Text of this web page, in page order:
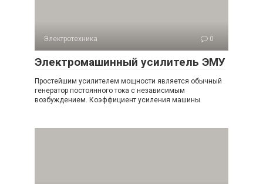
Электротехника 0
Электромашинный усилитель ЭМУ
Простейшим усилителем мощности является обычный
генератор постоянного тока с независимым
возбуждением. Коэффициент усиления машины